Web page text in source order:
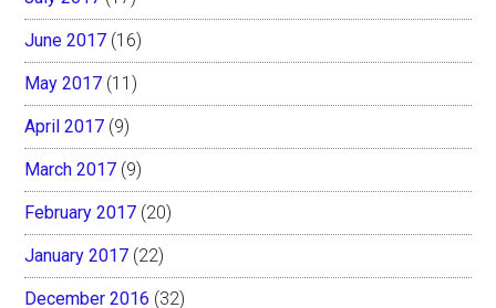
June 2017 (16)
May 2017 (11)
April 2017 (9)
March 2017 (9)
February 2017 (20)
January 2017 (22)
December 2016 (32)